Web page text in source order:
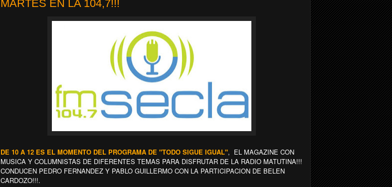
MARTES EN LA 104,7!!!
DE 10 A 12 ES EL MOMENTO DEL PROGRAMA DE "TODO SIGUE IGUAL", EL MAGAZINE CON
MUSICA Y COLUMNISTAS DE DIFERENTES TEMAS PARA DISFRUTAR DE LA RADIO MATUTINA!!!
CONDUCEN PEDRO FERNANDEZ Y PABLO GUILLERMO CON LA PARTICIPACION DE BELEN
CARDOZO!!!.